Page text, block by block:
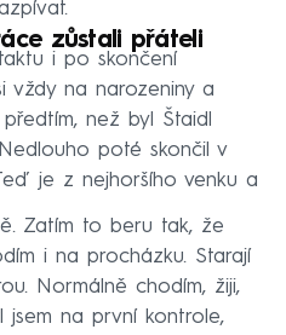
zůstali přáteli
i po skončení
vždy na narozeniny a
než byl Štaidl
poté skončil v
je z nejhoršího venku a
Zatím to beru tak, že
i na procházku. Starají
Normálně chodím, žiji,
jsem na první kontrole,